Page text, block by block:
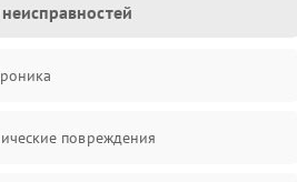
повреждения